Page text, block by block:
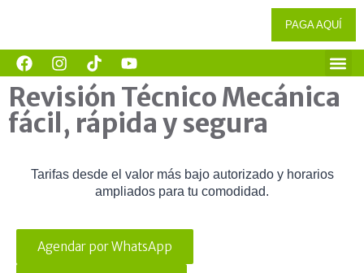
PAGA AQUÍ
Revisión Técnico Mecánica
fácil, rápida y segura
Tarifas desde el valor más bajo autorizado y horarios
ampliados para tu comodidad.
Agendar por WhatsApp